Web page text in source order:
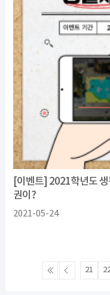
[이벤트] 2021학년도
권이?
2021-05-24
21